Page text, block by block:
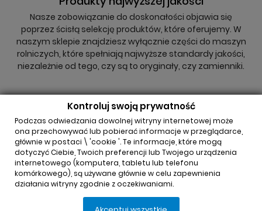
Nasze zobowiązanie do doskonałości objawia się
poprzez ścisłą selekcję produktów, które oferujemy. W
naszym sklepie znajdziesz wyłącznie części do maszyn
rolniczych, które spełniają najwyższe standardy jakości,
niezależnie od tego, czy są to oryginały, czy zamienniki.
INFORMACJA O SKLEPIE 
REGULAMINY
Kontroluj swoją prywatność
Podczas odwiedzania dowolnej witryny internetowej może
ona przechowywać lub pobierać informacje w przeglądarce,
głównie w postaci \ 'cookie '. Te informacje, które mogą
dotyczyć Ciebie, Twoich preferencji lub Twojego urządzenia
internetowego (komputera, tabletu lub telefonu
komórkowego), są używane głównie w celu zapewnienia
działania witryny zgodnie z oczekiwaniami.